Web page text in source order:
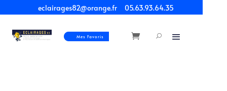
eclairages82@orange.fr 05.63.93.64.35
Mes Favoris